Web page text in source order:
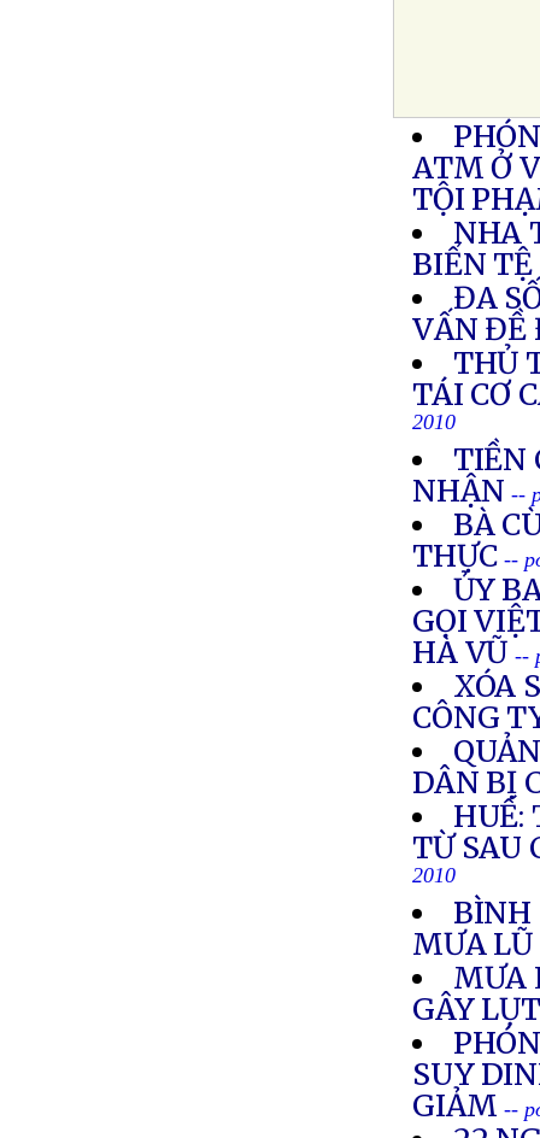
ATM Ở
TỘI
NHA
BIỂN
ĐA
VẤN
THỦ
TÁI CƠ
2010
TIỀN
NHẬN --
BÀ
THỰC --
ỦY
GỌI
HÀ VŨ--
XÓA
CÔNG
DÂN BỊ
HUẾ:
TỪ SAU
2010
BÌNH
MƯA LŨ
MƯA
GÂY
SUY
GIẢM --